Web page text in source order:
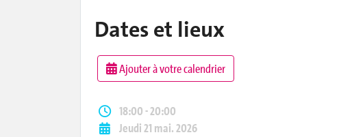
Dates et lieux
Ajouter à votre calendrier
18:00 - 20:00
Jeudi 21 mai. 2026